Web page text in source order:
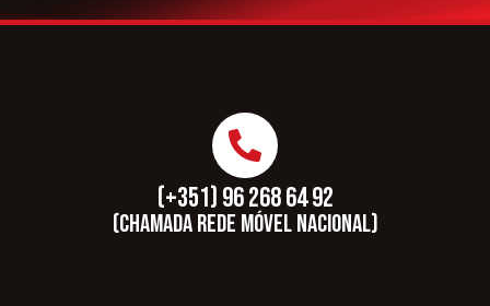
(+351) 96 268 64 92
(Chamada rede móvel nacional)